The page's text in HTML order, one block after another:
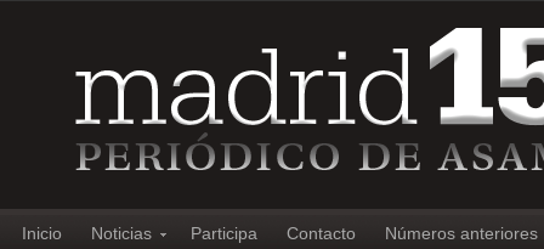
Inicio Noticias Participa Contacto Números anteriores